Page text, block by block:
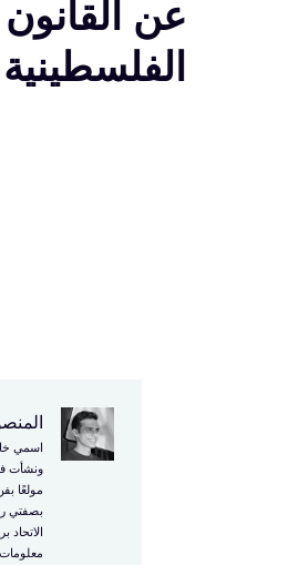
عن
الفلسطينية
اسمي
ونشأت
مولعًا
بصفتي
الاتحاد